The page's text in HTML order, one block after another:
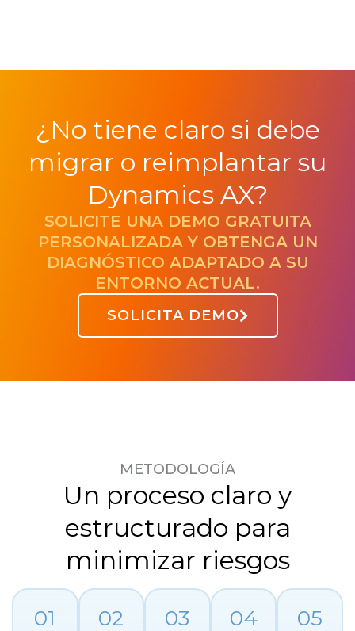
¿No tiene claro si debe
migrar o reimplantar su
Dynamics AX?
SOLICITE UNA DEMO GRATUITA
PERSONALIZADA Y OBTENGA UN
DIAGNÓSTICO ADAPTADO A SU
ENTORNO ACTUAL.
SOLICITA DEMO
METODOLOGÍA
Un proceso claro y
estructurado para
minimizar riesgos
01 02 03 04 05